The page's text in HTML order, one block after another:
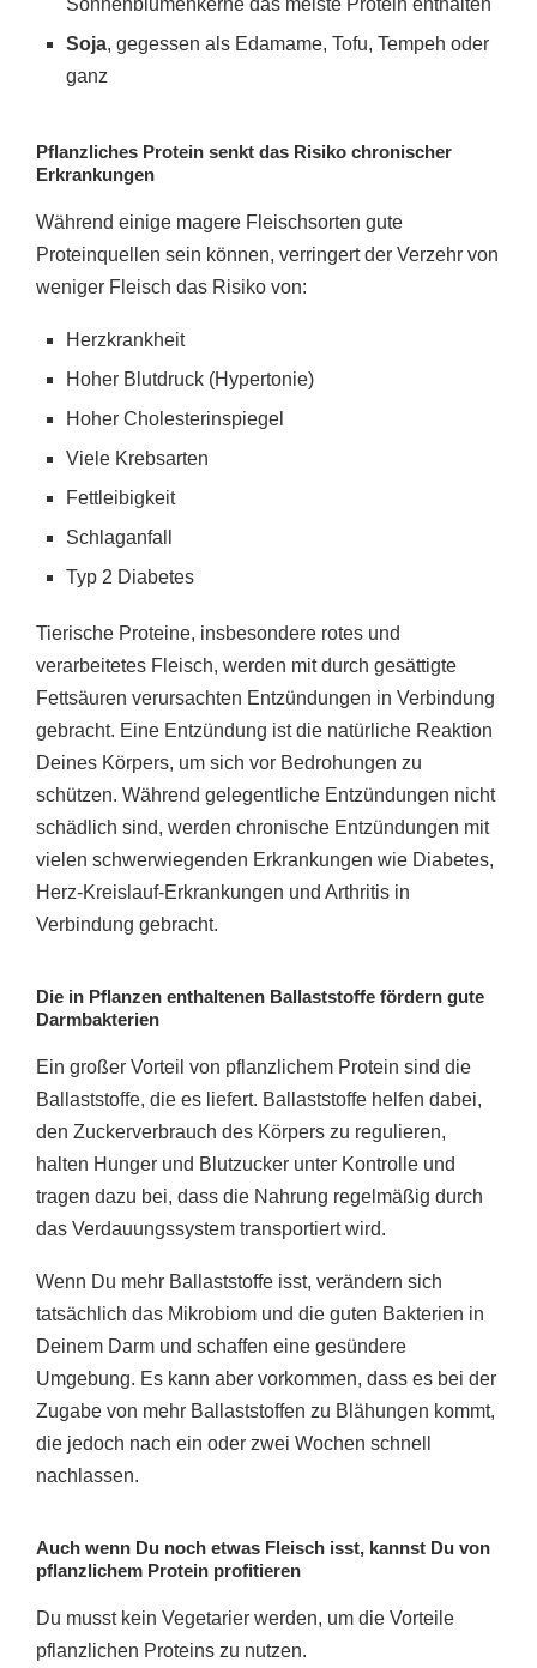
Soja, gegessen als Edamame, Tofu, Tempeh oder
ganz
Pflanzliches Protein senkt das Risiko chronischer
Erkrankungen
Während einige magere Fleischsorten gute
Proteinquellen sein können, verringert der Verzehr von
weniger Fleisch das Risiko von:
Herzkrankheit
Hoher Blutdruck (Hypertonie)
Hoher Cholesterinspiegel
Viele Krebsarten
Fettleibigkeit
Schlaganfall
Typ 2 Diabetes
Tierische Proteine, insbesondere rotes und
verarbeitetes Fleisch, werden mit durch gesättigte
Fettsäuren verursachten Entzündungen in Verbindung
gebracht. Eine Entzündung ist die natürliche Reaktion
Deines Körpers, um sich vor Bedrohungen zu
schützen. Während gelegentliche Entzündungen nicht
schädlich sind, werden chronische Entzündungen mit
vielen schwerwiegenden Erkrankungen wie Diabetes,
Herz-Kreislauf-Erkrankungen und Arthritis in
Verbindung gebracht.
Die in Pflanzen enthaltenen Ballaststoffe fördern gute
Darmbakterien
Ein großer Vorteil von pflanzlichem Protein sind die
Ballaststoffe, die es liefert. Ballaststoffe helfen dabei,
den Zuckerverbrauch des Körpers zu regulieren,
halten Hunger und Blutzucker unter Kontrolle und
tragen dazu bei, dass die Nahrung regelmäßig durch
das Verdauungssystem transportiert wird.
Wenn Du mehr Ballaststoffe isst, verändern sich
tatsächlich das Mikrobiom und die guten Bakterien in
Deinem Darm und schaffen eine gesündere
Umgebung. Es kann aber vorkommen, dass es bei der
Zugabe von mehr Ballaststoffen zu Blähungen kommt,
die jedoch nach ein oder zwei Wochen schnell
nachlassen.
Auch wenn Du noch etwas Fleisch isst, kannst Du von
pflanzlichem Protein profitieren
Du musst kein Vegetarier werden, um die Vorteile
pflanzlichen Proteins zu nutzen.